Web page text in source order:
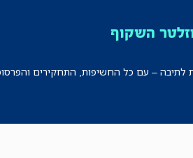
השקוף
לתיבה – עם כל החשיפות, התחקירים